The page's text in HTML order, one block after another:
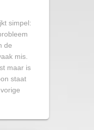
simpel:
de
mis.
maar is
staat